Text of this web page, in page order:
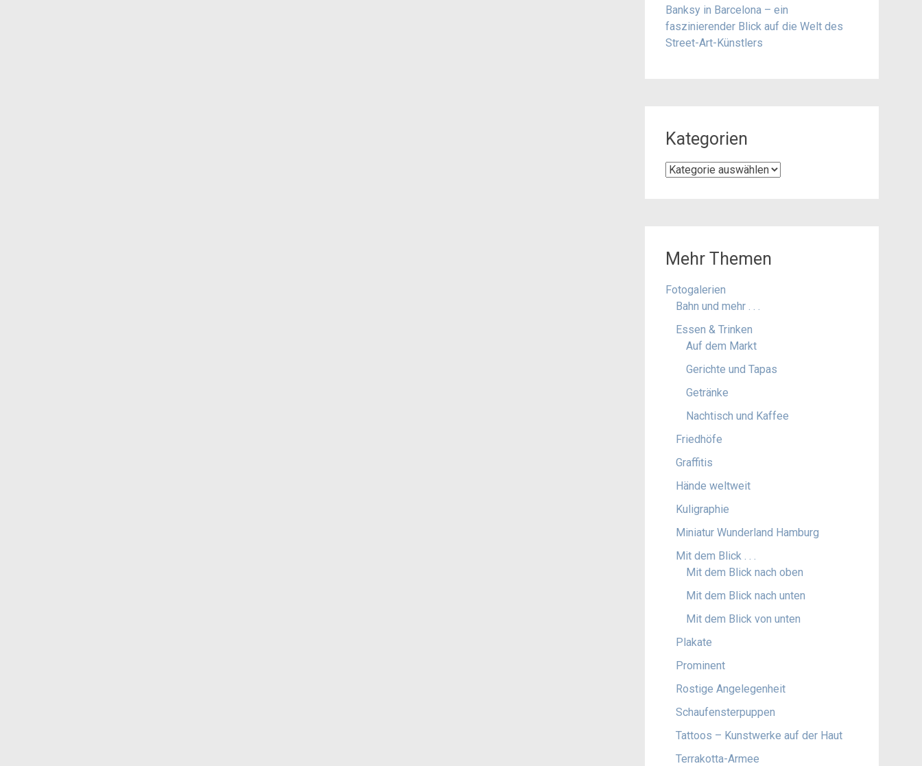
Banksy in Barcelona – ein
faszinierender Blick auf die Welt des
Street-Art-Künstlers
Kategorien
Kategorien
Mehr Themen
Fotogalerien
Bahn und mehr . . .
Essen & Trinken
Auf dem Markt
Gerichte und Tapas
Getränke
Nachtisch und Kaffee
Friedhöfe
Graffitis
Hände weltweit
Kuligraphie
Miniatur Wunderland Hamburg
Mit dem Blick . . .
Mit dem Blick nach oben
Mit dem Blick nach unten
Mit dem Blick von unten
Plakate
Prominent
Rostige Angelegenheit
Schaufensterpuppen
Tattoos – Kunstwerke auf der Haut
Terrakotta-Armee